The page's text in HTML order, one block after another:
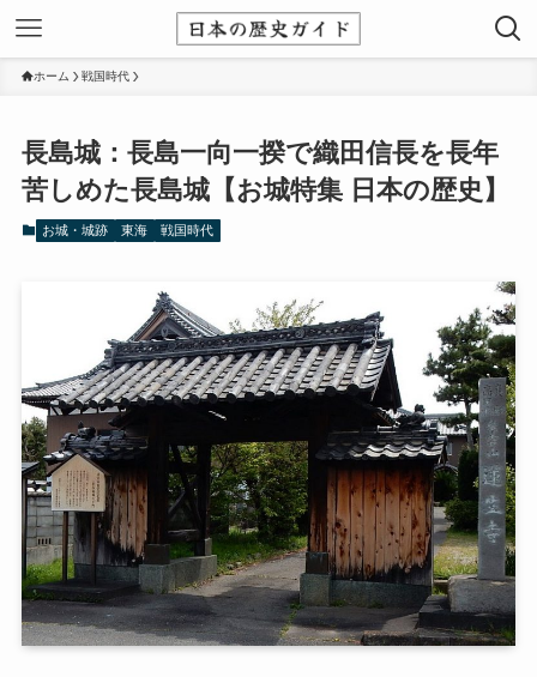
ホーム 戦国時代
長島城：長島一向一揆で織田信長を長年
苦しめた長島城【お城特集 日本の歴史】
お城・城跡 東海 戦国時代